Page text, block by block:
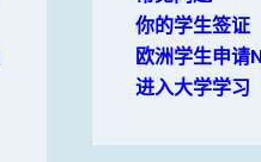
你的学生签证
欧洲学生申请
进入大学学习